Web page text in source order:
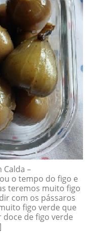
Calda –
o tempo do figo e
teremos muito figo
com os pássaros
figo verde que
doce de figo verde